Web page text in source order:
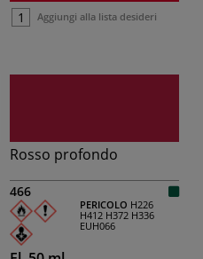
Aggiungi alla lista desideri
Rosso profondo
466
PERICOLO H226
H412 H372 H336
EUH066